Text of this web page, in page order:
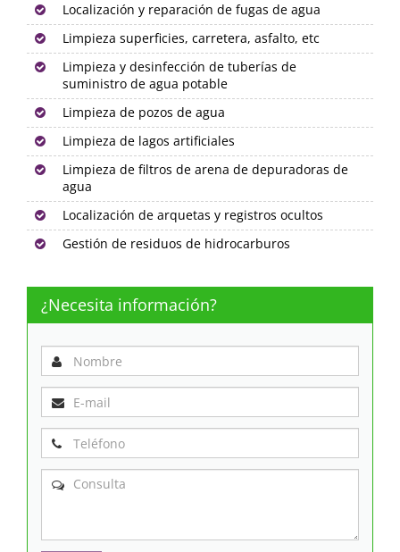
Localización y reparación de fugas de agua
Limpieza superficies, carretera, asfalto, etc
Limpieza y desinfección de tuberías de
suministro de agua potable
Limpieza de pozos de agua
Limpieza de lagos artificiales
Limpieza de filtros de arena de depuradoras de
agua
Localización de arquetas y registros ocultos
Gestión de residuos de hidrocarburos
¿Necesita información?